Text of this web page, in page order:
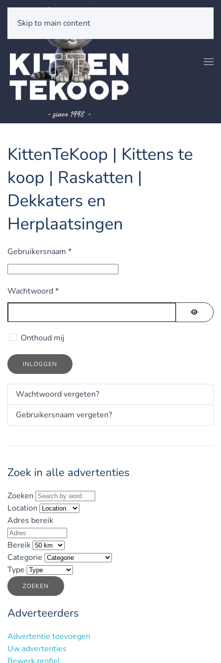
Skip to main content
KittenTeKoop | Kittens te
koop | Raskatten |
Dekkaters en
Herplaatsingen
Gebruikersnaam *
Wachtwoord *
Onthoud mij
INLOGGEN
Wachtwoord vergeten?
Gebruikersnaam vergeten?
Zoek in alle advertenties
Zoeken
Location
Adres bereik
Bereik
Categorie
Type
ZOEKEN
Adverteerders
Advertentie toevoegen
Uw advertenties